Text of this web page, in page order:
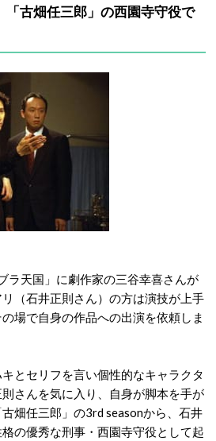
古畑任三郎」の西園寺守役で
ラ天国」に劇作家の三谷幸喜さんが
（石井正則さん）の方は演技が上手
場で自身の作品への出演を依頼しま
とセリフを言い個性的なキャラクタ
さんを気に入り、自身が脚本を手が
畑任三郎」の3rd seasonから、石井
の優秀な刑事・西園寺守役として起